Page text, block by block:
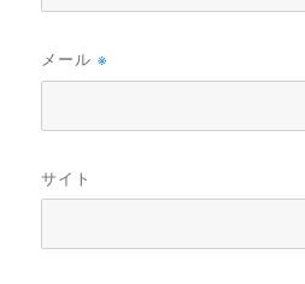
メール※
サイト